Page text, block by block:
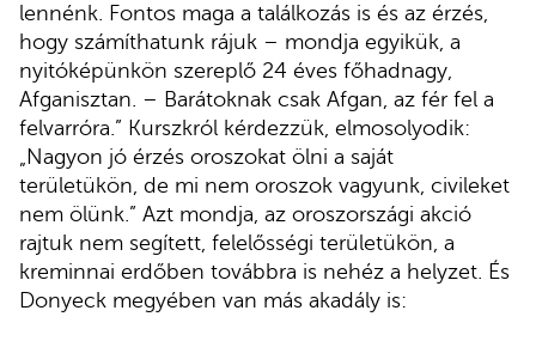
lennénk. Fontos maga a találkozás is és az érzés,
hogy számíthatunk rájuk – mondja egyikük, a
nyitóképünkön szereplő 24 éves főhadnagy,
Afganisztan. – Barátoknak csak Afgan, az fér fel a
felvarróra.” Kurszkról kérdezzük, elmosolyodik:
„Nagyon jó érzés oroszokat ölni a saját
területükön, de mi nem oroszok vagyunk, civileket
nem ölünk.” Azt mondja, az oroszországi akció
rajtuk nem segített, felelősségi területükön, a
kreminnai erdőben továbbra is nehéz a helyzet. És
Donyeck megyében van más akadály is: